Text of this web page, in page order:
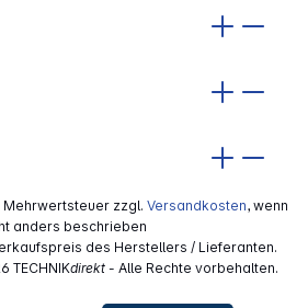
zzgl. Versandkosten, wenn
anders beschrieben
des Herstellers / Lieferanten.
TECHNIKdirekt - Alle Rechte vorbehalten.